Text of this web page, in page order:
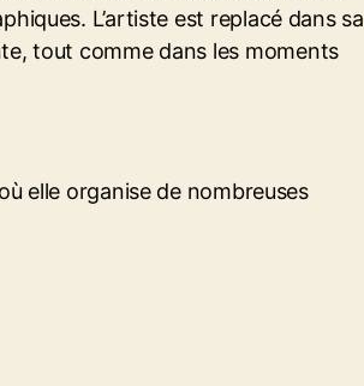
L’artiste est replacé dans sa
tout comme dans les moments
elle organise de nombreuses